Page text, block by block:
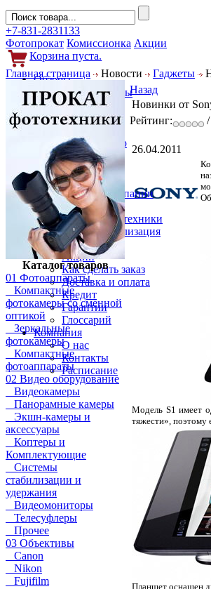
+7-831-2831133
Фотопрокат Комиссионка Акции
Корзина пуста.
Обзоры
Фотоаппараты
Объективы
Фильтры
Фото и видео
Гаджеты
Аксессуары
Слухи
Новости компании
Услуги
Прокат фототехники
Выкуп и реализация
Покупателям
Акции
Как сделать заказ
Доставка и оплата
Кредит
Гарантии
Глоссарий
Компания
О нас
Контакты
Расписание
Главная страница Новости Гаджеты
Каталог товаров
01 Фотоаппараты
Компактные
фотокамеры со сменной
оптикой
Зеркальные
фотокамеры
Компактные
фотоаппараты
02 Видео оборудование
Видеокамеры
Панорамные камеры
Экшн-камеры и
аксессуары
Коптеры и
Комплектующие
Системы
стабилизации и
удержания
Видеомониторы
Телесуфлеры
Прочее
03 Объективы
Canon
Nikon
Fujifilm
Назад
Новинки от
Рейтинг:
26.04.2011
Модель S1 имеет
тяжести», поэтому
Планшет оснащен